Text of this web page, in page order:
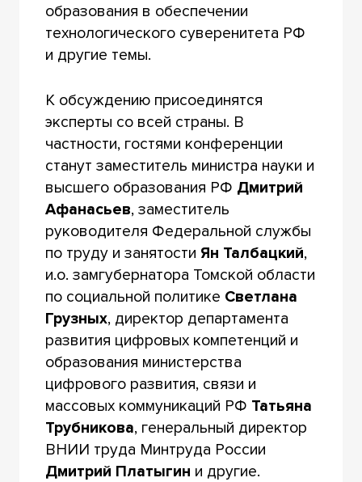
образования в обеспечении
технологического суверенитета РФ
и другие темы.
К обсуждению присоединятся
эксперты со всей страны. В
частности, гостями конференции
станут заместитель министра науки и
высшего образования РФ Дмитрий
Афанасьев, заместитель
руководителя Федеральной службы
по труду и занятости Ян Талбацкий,
и.о. замгубернатора Томской области
по социальной политике Светлана
Грузных, директор департамента
развития цифровых компетенций и
образования министерства
цифрового развития, связи и
массовых коммуникаций РФ Татьяна
Трубникова, генеральный директор
ВНИИ труда Минтруда России
Дмитрий Платыгин и другие.